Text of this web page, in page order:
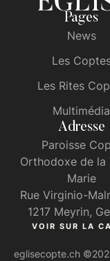
Pages
News
Les
Les Rites
Multimédia
Adresse
Paroisse
Orthodoxe de la
Marie
Rue Virginio-
1217 Meyrin,
VOIR SUR LA
eglisecopte.ch